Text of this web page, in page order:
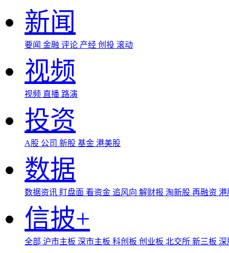
新闻
要闻 金融 评论 产经 创投 滚动
视频
视频 直播 路演
投资
A股 公司 新股 基金 港美股
数据
数据资讯 盯盘面 看资金 追风向 解财报 淘新股 再融资
信披+
全部 沪市主板 深市主板 科创板 创业板 北交所 新三板